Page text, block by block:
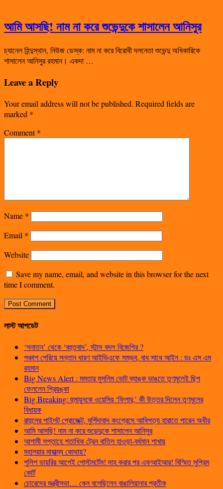
আমি আসছি! নাম না করে শুভেন্দুকে শাসালেন আনিসুর
চ্যানেল হিন্দুস্থান, নিউজ ডেস্ক: নাম না করে বিরোধী দলনেতা শুভেন্দু অধিকারিকে
শাসালেন আনিসুর রহমান। একদা …
Leave a Reply
Your email address will not be published. Required fields are
marked *
Comment*
Name *
Email *
Website
Save my name, email, and website in this browser for the next
time I comment.
লাস্ট আপডেট
‘সনাতন’ থেকে ‘বহুতবাদ’, স্টান্স বদল বিজেপির ?
পঞ্চাশ পেরিয়ে সন্তান ধারণ আইভিএফে সম্ভব, বাধ সাধে আইন : ডঃ এস এম
রহমান
Big News Alert : মমতার মুসলিম ভোট ব্যাঙ্ক ভাঙতে তৃণমূলেই ছিপ
ফেললেন প্রিয়ঙ্কা
Big Breaking: হুমায়ুনকে ওয়েসির ‘ফিলার,’ কী উত্তর দিলেন তৃণমূলের
বিধায়ক
রাহুলের পাইলট প্রোজেক্ট, মুর্শিদাবাদ কংগ্রেসে আধিপত্য হারাতে পারেন অধীর
আমি আসছি! নাম না করে শুভেন্দুকে শাসালেন আনিসুর
আগামী সপ্তাহে শতাধিক ট্রেন বাতিল হাওড়া-বর্ধমান শাখায়
মহালয়ার মাহাত্ম্য কোথায়?
পুলিশ ডায়রির আগেই পোস্টমর্টেম! দাহ করার পর এফআইআর! বিস্মিত সুপ্রিম
কোর্ট
চোরেদের মন্ত্রীসভা… কেন বলেছিলেন বাঙালিয়ানার প্রতীক